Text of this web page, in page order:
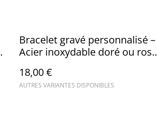
Bracelet gravé personnalisé –
Acier inoxydable doré ou rose
18,00 €
AUTRES VARIANTES DISPONIBLES